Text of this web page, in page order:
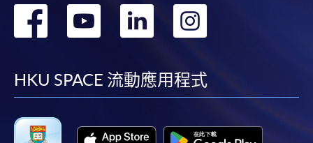
轉
facebook
轉
youtube
轉
linkedin
HKU SPACE 流動應用程式